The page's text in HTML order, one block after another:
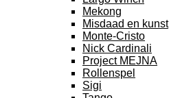
Mekong
Misdaad en kunst
Monte-Cristo
Nick Cardinali
Project MEJNA
Rollenspel
Sigi